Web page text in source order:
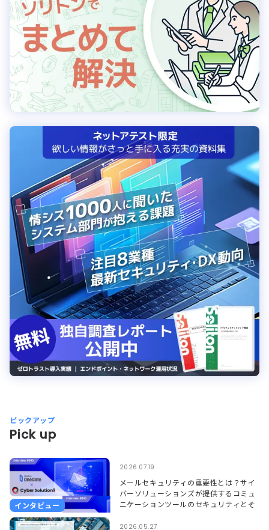
ピックアップ
Pick up
インタビュー
2026.07.19
メールセキュリティの重要性とは？サイ
バーソリューションズが提供するコミュ
ニケーションツールのセキュリティとそ
2026.05.27